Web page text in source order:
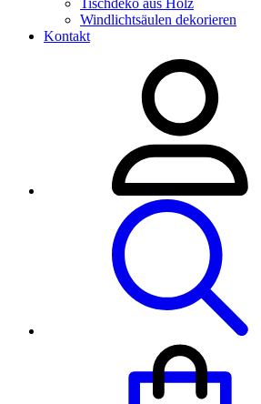
Tischdeko aus Holz
Windlichtsäulen dekorieren
Kontakt